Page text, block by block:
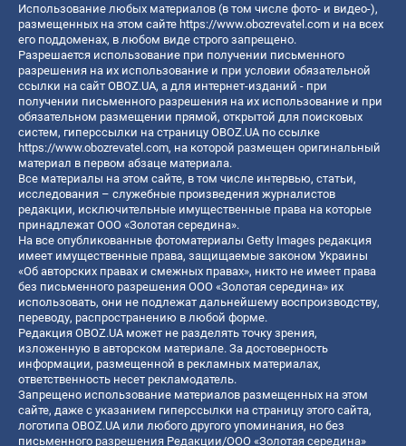
Использование любых материалов (в том числе фото- и видео-),
размещенных на этом сайте https://www.obozrevatel.com и на всех
его поддоменах, в любом виде строго запрещено.
Разрешается использование при получении письменного
разрешения на их использование и при условии обязательной
ссылки на сайт OBOZ.UA, а для интернет-изданий - при
получении письменного разрешения на их использование и при
обязательном размещении прямой, открытой для поисковых
систем, гиперссылки на страницу OBOZ.UA по ссылке
https://www.obozrevatel.com, на которой размещен оригинальный
материал в первом абзаце материала.
Все материалы на этом сайте, в том числе интервью, статьи,
исследования – служебные произведения журналистов
редакции, исключительные имущественные права на которые
принадлежат ООО «Золотая середина».
На все опубликованные фотоматериалы Getty Images редакция
имеет имущественные права, защищаемые законом Украины
«Об авторских правах и смежных правах», никто не имеет права
без письменного разрешения ООО «Золотая середина» их
использовать, они не подлежат дальнейшему воспроизводству,
переводу, распространению в любой форме.
Редакция OBOZ.UA может не разделять точку зрения,
изложенную в авторском материале. За достоверность
информации, размещенной в рекламных материалах,
ответственность несет рекламодатель.
Запрещено использование материалов размещенных на этом
сайте, даже с указанием гиперссылки на страницу этого сайта,
логотипа OBOZ.UA или любого другого упоминания, но без
письменного разрешения Редакции/ООО «Золотая середина»